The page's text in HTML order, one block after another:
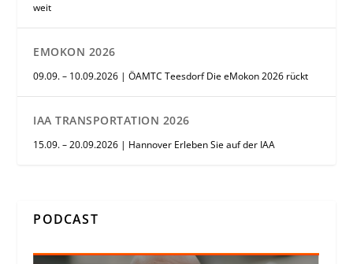
weit
EMOKON 2026
09.09. – 10.09.2026 | ÖAMTC Teesdorf Die eMokon 2026 rückt
IAA TRANSPORTATION 2026
15.09. – 20.09.2026 | Hannover Erleben Sie auf der IAA
PODCAST